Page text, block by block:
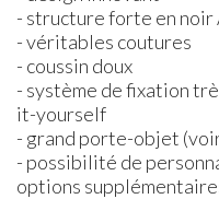
- structure forte en noir
- véritables coutures
- coussin doux
- système de fixation
it-yourself
- grand porte-objet
- possibilité de
options